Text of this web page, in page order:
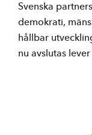
Svenska
demokrati,
hållbar
nu avslutas